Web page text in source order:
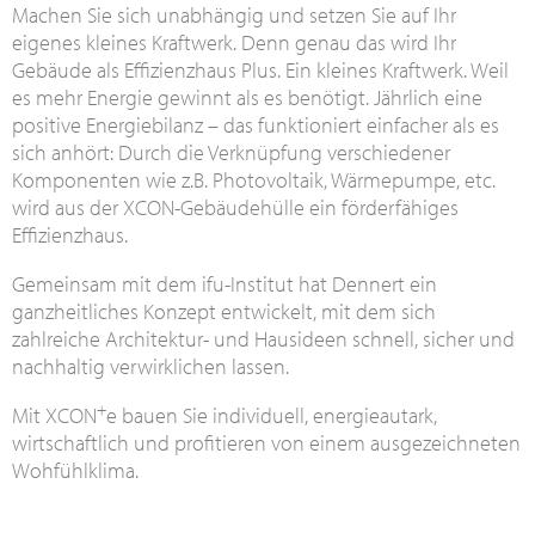
Machen Sie sich unabhängig und setzen Sie auf Ihr
eigenes kleines Kraftwerk. Denn genau das wird Ihr
Gebäude als Effizienzhaus Plus. Ein kleines Kraftwerk. Weil
es mehr Energie gewinnt als es benötigt. Jährlich eine
positive Energiebilanz – das funktioniert einfacher als es
sich anhört: Durch die Verknüpfung verschiedener
Komponenten wie z.B. Photovoltaik, Wärmepumpe, etc.
wird aus der XCON-Gebäudehülle ein förderfähiges
Effizienzhaus.
Gemeinsam mit dem ifu-Institut hat Dennert ein
ganzheitliches Konzept entwickelt, mit dem sich
zahlreiche Architektur- und Hausideen schnell, sicher und
nachhaltig verwirklichen lassen.
Mit XCON+e bauen Sie individuell, energieautark,
wirtschaftlich und profitieren von einem ausgezeichneten
Wohfühlklima.